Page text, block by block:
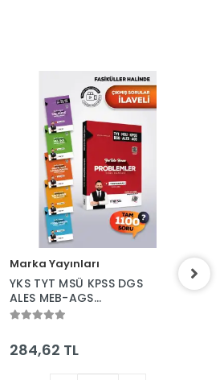
Marka Yayınları
YKS TYT MSÜ KPSS DGS
ALES MEB-AGS
Problemler Youtube
Çözümlü Yektuğ Mat -
Yasin Kara Marka
284,62 TL